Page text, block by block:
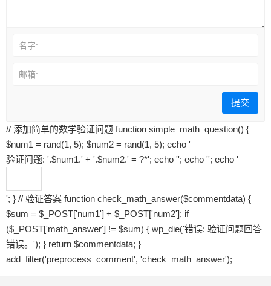
名字:
邮箱:
// 添加简单的数学验证问题 function simple_math_question() {
$num1 = rand(1, 5); $num2 = rand(1, 5); echo '
验证问题: '.$num1.' + '.$num2.' = ?*'; echo ''; echo ''; echo '
'; } // 验证答案 function check_math_answer($commentdata) {
$sum = $_POST['num1'] + $_POST['num2']; if
($_POST['math_answer'] != $sum) { wp_die('错误: 验证问题回答
错误。'); } return $commentdata; }
add_filter('preprocess_comment', 'check_math_answer');